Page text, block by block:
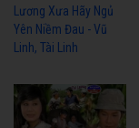
Lương Xưa Hãy Ngủ
Yên Niềm Đau - Vũ
Linh, Tài Linh